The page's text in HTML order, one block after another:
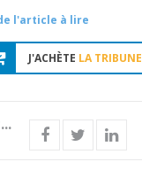
l'article à lire
J'ACHÈTE LA TRIBUNE